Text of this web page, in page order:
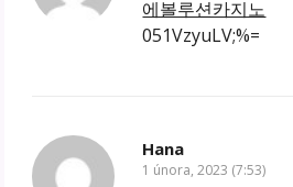
에볼루션카지노
051VzyuLV;%=
Hana
1 února, 2023 (7:53)